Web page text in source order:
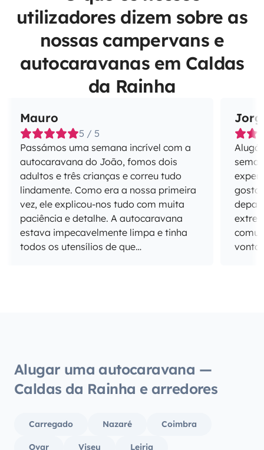
utilizadores dizem sobre as
nossas campervans e
autocaravanas em Caldas
da Rainha
Mauro
5 / 5
Passámos uma semana incrível com a
autocaravana do João, fomos dois
adultos e três crianças e correu tudo
lindamente. Como era a nossa primeira
vez, ele explicou-nos tudo com muita
paciência e detalhe. A autocaravana
estava impecavelmente limpa e tinha
todos os utensílios de que
gostar ou não.
Alugar uma autocaravana —
Caldas da Rainha e arredores
Carregado Nazaré Coimbra
Ovar Viseu Leiria